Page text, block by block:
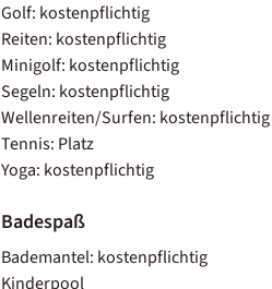
Golf: kostenpflichtig
Reiten: kostenpflichtig
Minigolf: kostenpflichtig
Segeln: kostenpflichtig
Wellenreiten/Surfen: kostenpflichtig
Tennis: Platz
Yoga: kostenpflichtig
Badespaß
Bademantel: kostenpflichtig
Kinderpool